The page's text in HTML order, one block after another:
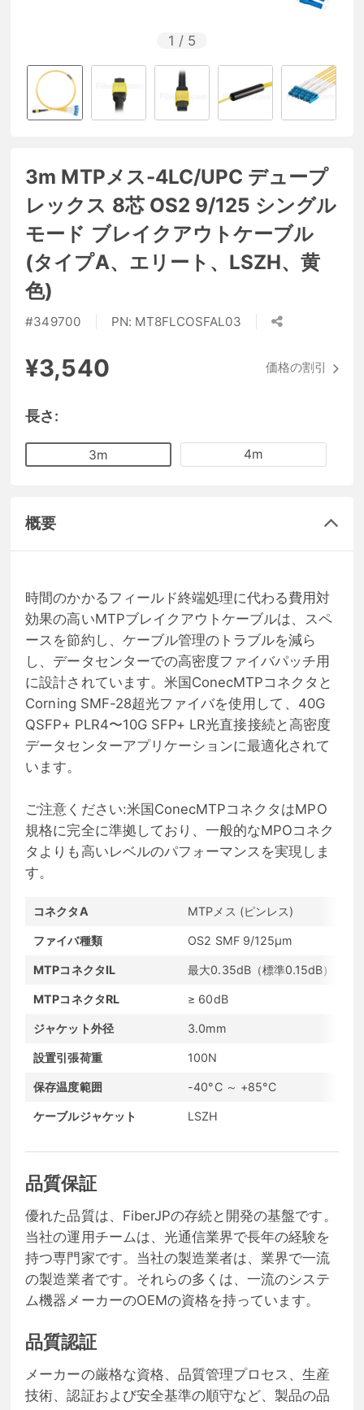
1 / 5
3m MTPメス-4LC/UPC デュープ
レックス 8芯 OS2 9/125 シングル
モード ブレイクアウトケーブル
(タイプA、エリート、LSZH、黄
色)
#349700 PN: MT8FLCOSFAL03
¥3,540 価格の割引
長さ:
3m 4m
概要
時間のかかるフィールド終端処理に代わる費用対
効果の高いMTPブレイクアウトケーブルは、スペ
ースを節約し、ケーブル管理のトラブルを減ら
し、データセンターでの高密度ファイバパッチ用
に設計されています。米国ConecMTPコネクタと
Corning SMF-28超光ファイバを使用して、40G
QSFP+ PLR4〜10G SFP+ LR光直接接続と高密度
データセンターアプリケーションに最適化されて
います。
ご注意ください:米国ConecMTPコネクタはMPO
規格に完全に準拠しており、一般的なMPOコネク
タよりも高いレベルのパフォーマンスを実現しま
す。
コネクタA MTPメス (ピンレス)
ファイバ種類 OS2 SMF 9/125μm
MTPコネクタIL 最大0.35dB（標準0.15dB）
MTPコネクタRL ≥ 60dB
ジャケット外径 3.0mm
設置引張荷重 100N
保存温度範囲 -40°C ～ +85°C
ケーブルジャケット LSZH
品質保証
優れた品質は、FiberJPの存続と開発の基盤です。
当社の運用チームは、光通信業界で長年の経験を
持つ専門家です。当社の製造業者は、業界で一流
の製造業者です。それらの多くは、一流のシステ
ム機器メーカーのOEMの資格を持っています。
品質認証
メーカーの厳格な資格、品質管理プロセス、生産
技術、認証および安全基準の順守など、製品の品